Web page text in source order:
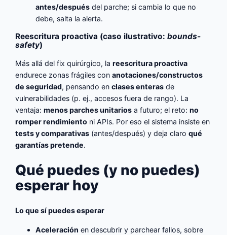
antes/después del parche; si cambia lo que no
debe, salta la alerta.
Reescritura proactiva (caso ilustrativo:bounds-
safety)
Más allá del fix quirúrgico, lareescritura proactiva
endurece zonas frágiles conanotaciones/constructos
de seguridad, pensando enclases enteras de
vulnerabilidades (p. ej., accesos fuera de rango). La
ventaja:menos parches unitarios a futuro; el reto:no
romper rendimiento ni APIs. Por eso el sistema insiste en
tests y comparativas (antes/después) y deja claroqué
garantías pretende.
Qué puedes (y no puedes)
esperar hoy
Lo que sí puedes esperar
Aceleración en descubrir y parchear fallos, sobre